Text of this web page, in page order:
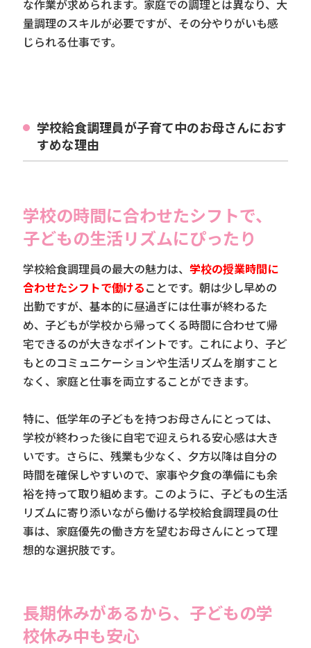
な作業が求められます。家庭での調理とは異なり、大
量調理のスキルが必要ですが、その分やりがいも感
じられる仕事です。
学校給食調理員が子育て中のお母さんにおす
すめな理由
学校の時間に合わせたシフトで、
子どもの生活リズムにぴったり
学校給食調理員の最大の魅力は、学校の授業時間に
合わせたシフトで働けることです。朝は少し早めの
出勤ですが、基本的に昼過ぎには仕事が終わるた
め、子どもが学校から帰ってくる時間に合わせて帰
宅できるのが大きなポイントです。これにより、子ど
もとのコミュニケーションや生活リズムを崩すこと
なく、家庭と仕事を両立することができます。
特に、低学年の子どもを持つお母さんにとっては、
学校が終わった後に自宅で迎えられる安心感は大き
いです。さらに、残業も少なく、夕方以降は自分の
時間を確保しやすいので、家事や夕食の準備にも余
裕を持って取り組めます。このように、子どもの生活
リズムに寄り添いながら働ける学校給食調理員の仕
事は、家庭優先の働き方を望むお母さんにとって理
想的な選択肢です。
長期休みがあるから、子どもの学
校休み中も安心